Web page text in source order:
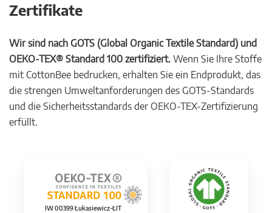
Zertifikate
Wir sind nach GOTS (Global Organic Textile Standard) und
OEKO-TEX® Standard 100 zertifiziert. Wenn Sie Ihre Stoffe
mit CottonBee bedrucken, erhalten Sie ein Endprodukt, das
die strengen Umweltanforderungen des GOTS-Standards
und die Sicherheitsstandards der OEKO-TEX-Zertifizierung
erfüllt.
IW 00399 Łukasiewicz-ŁIT